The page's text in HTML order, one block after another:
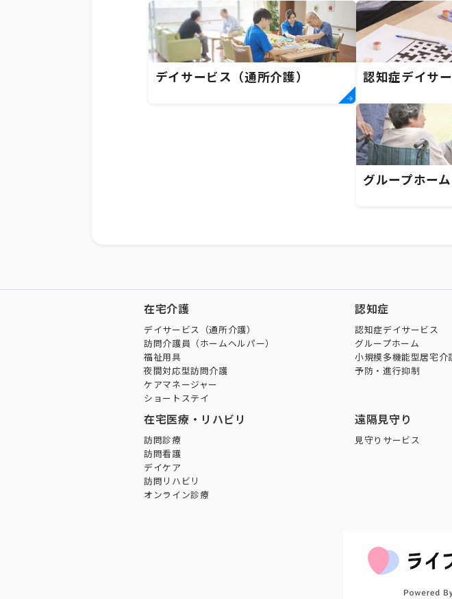
デイサービス（通所介護） 認知症デイサ
グループホーム
在宅介護
デイサービス（通所介護）
訪問介護員（ホームヘルパー）
福祉用具
夜間対応型訪問介護
ケアマネージャー
ショートステイ
認知症
認知症デイサービス
グループホーム
小規模多機能型居宅介
予防・進行抑制
在宅医療・リハビリ
訪問診療
訪問看護
デイケア
訪問リハビリ
オンライン診療
遠隔見守り
見守りサービス